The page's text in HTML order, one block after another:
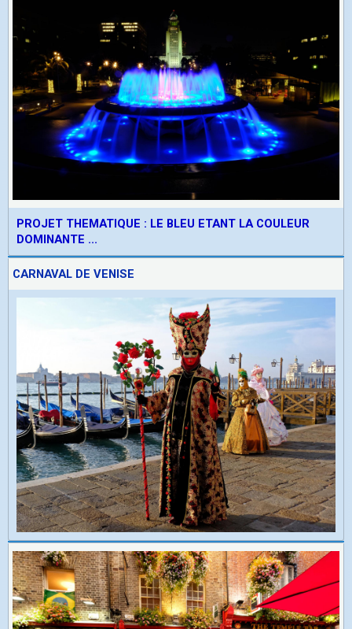
PROJET THEMATIQUE : LE BLEU ETANT LA COULEUR
DOMINANTE ...
CARNAVAL DE VENISE